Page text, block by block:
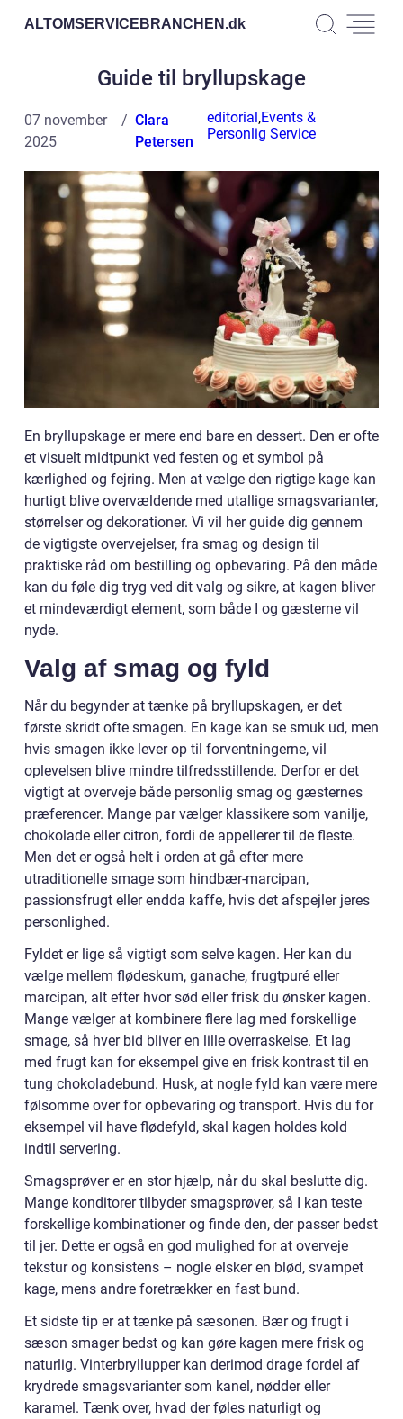
ALTOMSERVICEBRANCHEN.dk
Guide til bryllupskage
07 november
2025
Clara
Petersen
editorial,Events &
Personlig Service
En bryllupskage er mere end bare en dessert. Den er ofte
et visuelt midtpunkt ved festen og et symbol på
kærlighed og fejring. Men at vælge den rigtige kage kan
hurtigt blive overvældende med utallige smagsvarianter,
størrelser og dekorationer. Vi vil her guide dig gennem
de vigtigste overvejelser, fra smag og design til
praktiske råd om bestilling og opbevaring. På den måde
kan du føle dig tryg ved dit valg og sikre, at kagen bliver
et mindeværdigt element, som både I og gæsterne vil
nyde.
Valg af smag og fyld
Når du begynder at tænke på bryllupskagen, er det
første skridt ofte smagen. En kage kan se smuk ud, men
hvis smagen ikke lever op til forventningerne, vil
oplevelsen blive mindre tilfredsstillende. Derfor er det
vigtigt at overveje både personlig smag og gæsternes
præferencer. Mange par vælger klassikere som vanilje,
chokolade eller citron, fordi de appellerer til de fleste.
Men det er også helt i orden at gå efter mere
utraditionelle smage som hindbær-marcipan,
passionsfrugt eller endda kaffe, hvis det afspejler jeres
personlighed.
Fyldet er lige så vigtigt som selve kagen. Her kan du
vælge mellem flødeskum, ganache, frugtpuré eller
marcipan, alt efter hvor sød eller frisk du ønsker kagen.
Mange vælger at kombinere flere lag med forskellige
smage, så hver bid bliver en lille overraskelse. Et lag
med frugt kan for eksempel give en frisk kontrast til en
tung chokoladebund. Husk, at nogle fyld kan være mere
følsomme over for opbevaring og transport. Hvis du for
eksempel vil have flødefyld, skal kagen holdes kold
indtil servering.
Smagsprøver er en stor hjælp, når du skal beslutte dig.
Mange konditorer tilbyder smagsprøver, så I kan teste
forskellige kombinationer og finde den, der passer bedst
til jer. Dette er også en god mulighed for at overveje
tekstur og konsistens – nogle elsker en blød, svampet
kage, mens andre foretrækker en fast bund.
Et sidste tip er at tænke på sæsonen. Bær og frugt i
sæson smager bedst og kan gøre kagen mere frisk og
naturlig. Vinterbryllupper kan derimod drage fordel af
krydrede smagsvarianter som kanel, nødder eller
karamel. Tænk over, hvad der føles naturligt og